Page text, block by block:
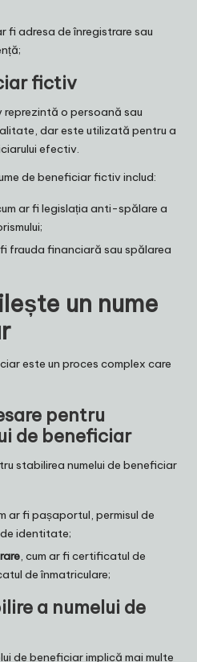
fi adresa de înregistrare sau
fictiv
o persoană sau
dar este utilizată pentru a
efectiv.
de beneficiar fictiv includ:
ar fi legislația anti-spălare a
fi frauda financiară sau spălarea
un nume
este un proces complex care
pentru
de beneficiar
stabilirea numelui de beneficiar
ar fi pașaportul, permisul de
identitate;
, cum ar fi certificatul de
de înmatriculare;
a numelui de
de beneficiar implică mai multe